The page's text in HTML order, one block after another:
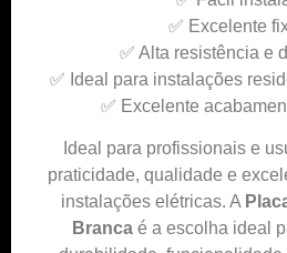
✅ Excelente
✅ Alta resistência e
✅ Ideal para instalações
✅ Excelente
Ideal para profissionais e
praticidade, qualidade e
instalações elétricas. A
Branca é a escolha ideal